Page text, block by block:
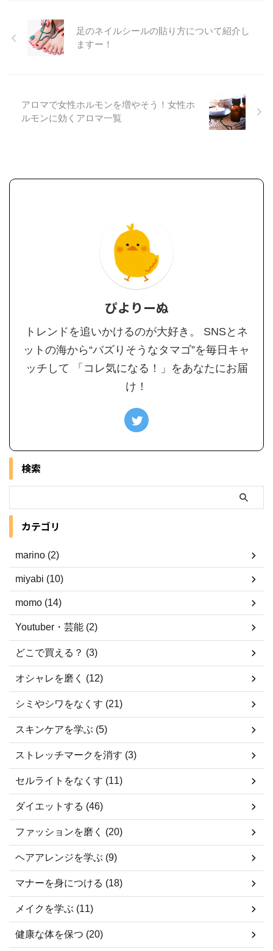
足のネイルシールの貼り方について紹介し
ますー！
アロマで女性ホルモンを増やそう！女性ホ
ルモンに効くアロマ一覧
ぴよりーぬ
トレンドを追いかけるのが大好き。 SNSとネ
ットの海から“バズりそうなタマゴ”を毎日キャ
ッチして 「コレ気になる！」をあなたにお届
け！
検索
カテゴリ
marino (2)
miyabi (10)
momo (14)
Youtuber・芸能 (2)
どこで買える？ (3)
オシャレを磨く (12)
シミやシワをなくす (21)
スキンケアを学ぶ (5)
ストレッチマークを消す (3)
セルライトをなくす (11)
ダイエットする (46)
ファッションを磨く (20)
ヘアアレンジを学ぶ (9)
マナーを身につける (18)
メイクを学ぶ (11)
健康な体を保つ (20)